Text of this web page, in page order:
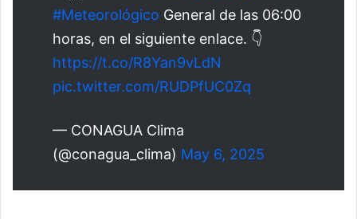
#Meteorológico General de las 06:00
horas, en el siguiente enlace. 👇
https://t.co/R8Yan9vLdN
pic.twitter.com/RUDPfUC0Zq
— CONAGUA Clima
(@conagua_clima) May 6, 2025